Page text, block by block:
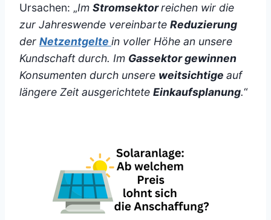
Ursachen: „Im Stromsektorreichen wir die
zur Jahreswende vereinbarte Reduzierung
der Netzentgelte in voller Höhe an unsere
Kundschaft durch. Im Gassektor gewinnen
Konsumenten durch unsere weitsichtige auf
längere Zeit ausgerichtete Einkaufsplanung.“